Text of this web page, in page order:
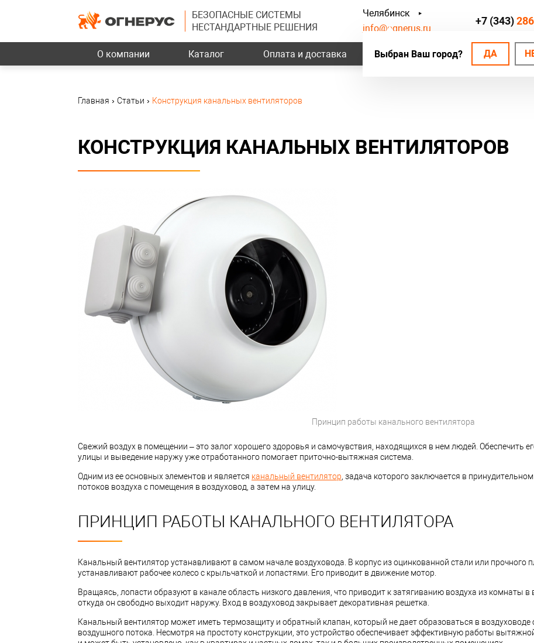
БЕЗОПАСНЫЕ СИСТЕМЫ
НЕСТАНДАРТНЫЕ РЕШЕНИЯ
Челябинск
Выбран Ваш город? ДА
info@ognerus.ru
+7 (343)
О компании Каталог Оплата и доставка Наши объекты Контакты
Главная › Статьи › Конструкция канальных вентиляторов
КОНСТРУКЦИЯ КАНАЛЬНЫХ ВЕНТИЛЯТОРОВ
Свежий воздух в помещении – это залог хорошего здоровья и самочувствия, находящихся в нем людей. Обеспечить
улицы и выведение наружу уже отработанного помогает приточно-вытяжная система.
Одним из ее основных элементов и является канальный вентилятор , задача которого заключается в
потоков воздуха с помещения в воздуховод, а затем на улицу.
ПРИНЦИП РАБОТЫ КАНАЛЬНОГО ВЕНТИЛЯТОРА
Канальный вентилятор устанавливают в самом начале воздуховода. В корпус из оцинкованной стали или прочного
устанавливают рабочее колесо с крыльчаткой и лопастями. Его приводит в движение мотор.
Вращаясь, лопасти образуют в канале область низкого давления, что приводит к затягиванию воздуха из комнаты в
откуда он свободно выходит наружу. Вход в воздуховод закрывает декоративная решетка.
Канальный вентилятор может иметь термозащиту и обратный клапан, который не дает образоваться в воздуховоде
воздушного потока. Несмотря на простоту конструкции, это устройство обеспечивает эффективную работы
Принцип работы канального вентилятора